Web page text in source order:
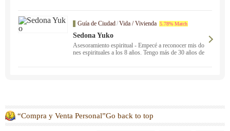
Guía de Ciudad/Vida / Vivienda 5.78% Match
Sedona Yuko
Asesoramiento espiritual - Empecé a reconocer mis do
nes espirituales a los 8 años. Tengo más de 30 años de
“Compra y Venta Personal”Go back to top